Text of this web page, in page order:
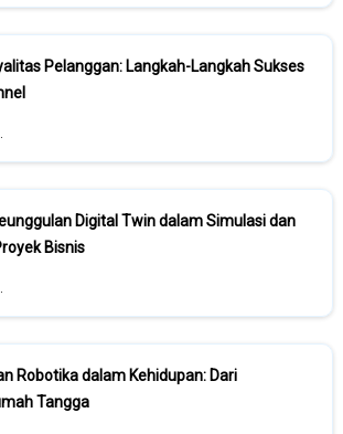
Pelanggan: Langkah-Langkah Sukses
Digital Twin dalam Simulasi dan
Bisnis
Robotika dalam Kehidupan: Dari
Tangga